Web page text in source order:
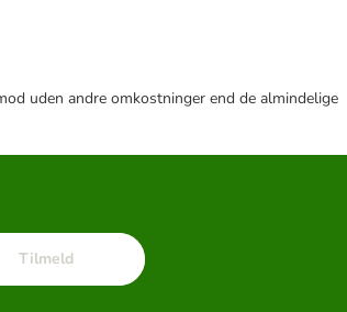
uden andre omkostninger end de almindelige
Tilmeld